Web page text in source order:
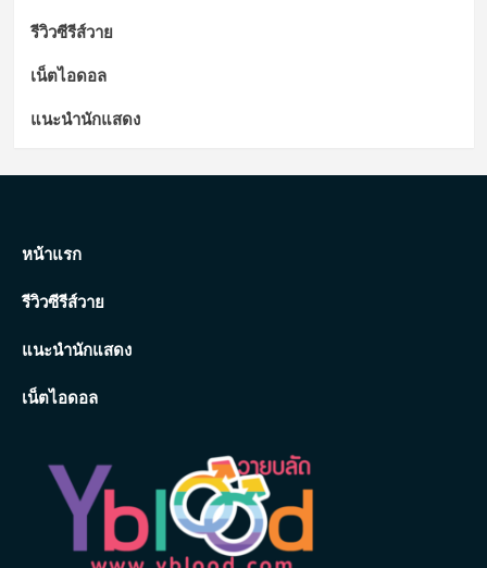
รีวิวซีรีส์วาย
เน็ตไอดอล
แนะนำนักแสดง
หน้าแรก
รีวิวซีรีส์วาย
แนะนำนักแสดง
เน็ตไอดอล